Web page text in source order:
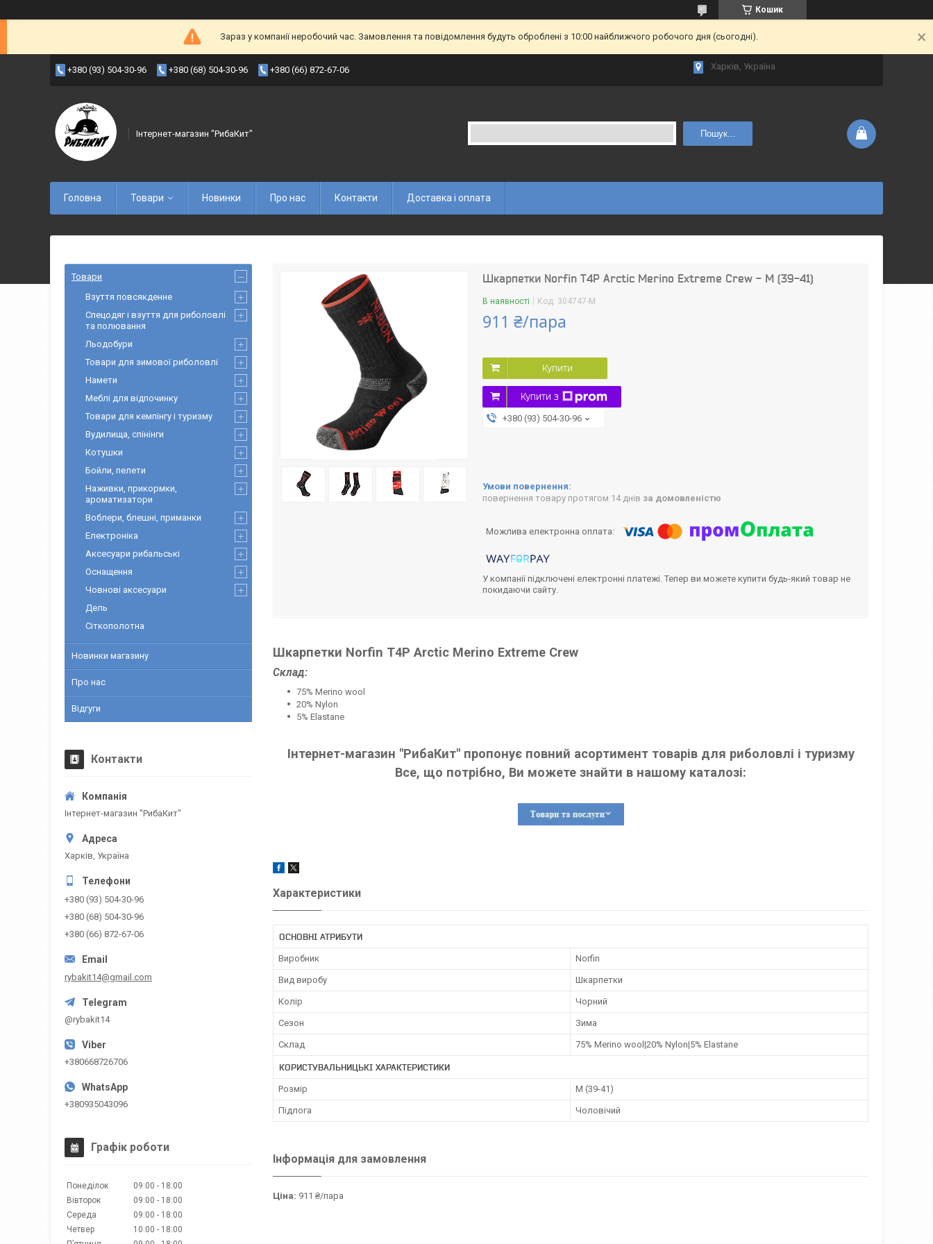
Кошик
Зараз у компанії неробочий час. Замовлення та повідомлення будуть оброблені з 10:00 найближчого робочого дня (сьогодні).
+380 (93) 504-30-96 +380 (68) 504-30-96 +380 (66) 872-67-06 Харків, Україна
Інтернет-магазин "РибаКит" Пошук...
Головна Товари Новинки Про нас Контакти Доставка і оплата
Шкарпетки Norfin T4P Arctic Merino Extreme Crew - М (39-41)
В наявності Код: 304747-M
911 ₴/пара
Купити
Купити з
+380 (93) 504-30-96
повернення товару протягом 14 днів за домовленістю
У компанії підключені електронні платежі. Тепер ви можете купити будь-який товар не
покидаючи сайту.
Шкарпетки Norfin T4P Arctic Merino Extreme Crew
Склад:
75% Merino wool
20% Nylon
5% Elastane
Інтернет-магазин "РибаКит" пропонує повний асортимент товарів для риболовлі і туризму
Все, що потрібно, Ви можете знайти в нашому каталозі:
Характеристики
ОСНОВНІ АТРИБУТИ
Виробник Norfin
Вид виробу Шкарпетки
Колір Чорний
Сезон Зима
Склад 75% Merino wool|20% Nylon|5% Elastane
КОРИСТУВАЛЬНИЦЬКІ ХАРАКТЕРИСТИКИ
Розмір M (39-41)
Підлога Чоловічий
Інформація для замовлення
Ціна: 911 ₴/пара
Товари
Взуття повсякденне
Спецодяг і взуття для риболовлі
та полювання
Льодобури
Товари для зимової риболовлі
Намети
Меблі для відпочинку
Товари для кемпінгу і туризму
Вудилища, спінінги
Котушки
Бойли, пелети
Наживки, прикормки,
ароматизатори
Воблери, блешні, приманки
Електроніка
Аксесуари рибальські
Оснащення
Човнові аксесуари
Дель
Сіткополотна
Новинки магазину
Про нас
Відгуги
Контакти
Інтернет-магазин "РибаКит"
Харків, Україна
+380 (93) 504-30-96
+380 (68) 504-30-96
+380 (66) 872-67-06
rybakit14@gmail.com
@rybakit14
+380668726706
+380935043096
Графік роботи
Понеділок 09:00
18:00
Вівторок
09:00
18:00
Середа
09:00
18:00
Четвер
10:00
18:00